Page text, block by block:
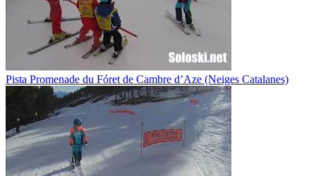
Pista Promenade du Fóret de Cambre d’Aze (Neiges Catalanes)